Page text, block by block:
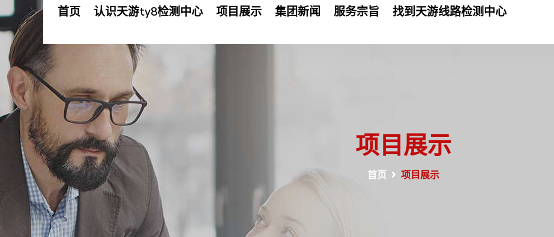
首页 认识天游ty8检测中心 项目展示 集团新闻 服务宗旨 找到天游线路检测中心
项目展示
首页 项目展示